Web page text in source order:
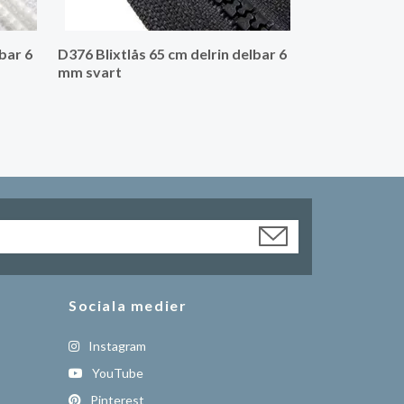
6
D376 Blixtlås 65 cm delrin delbar 6
mm svart
Sociala medier
Instagram
YouTube
Pinterest